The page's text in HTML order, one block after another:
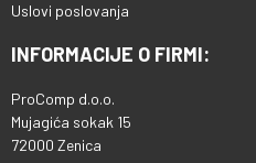
Uslovi poslovanja
INFORMACIJE O FIRMI:
ProComp d.o.o.
Mujagića sokak 15
72000 Zenica